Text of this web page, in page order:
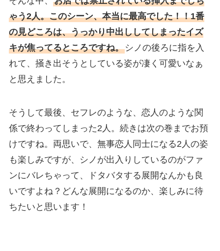
ゃう2人。このシーン、本当に最高でした！！1番
の見どころは、うっかり中出ししてしまったイズ
キが焦ってるところですね。シノの後ろに指を入
れて、掻き出そうとしている姿が凄く可愛いなぁ
と思えました。
そうして最後、セフレのような、恋人のような関
係で終わってしまった2人。続きは次の巻までお預
けですね。両思いで、無事恋人同士になる2人の姿
も楽しみですが、シノが出入りしているのがファ
ンにバレちゃって、ドタバタする展開なんかも良
いですよね？どんな展開になるのか、楽しみに待
ちたいと思います！